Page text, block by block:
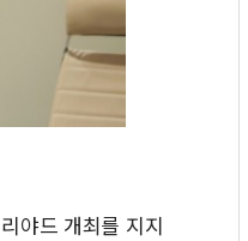
야드 개최를 지지